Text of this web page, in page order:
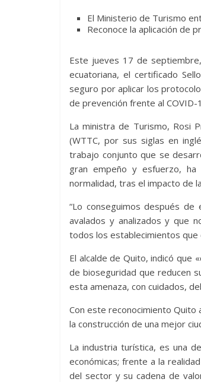
El Ministerio de Turismo
Reconoce la aplicación de
Este jueves 17 de
ecuatoriana, el certificado
seguro por aplicar los
de prevención frente al
La ministra de Turismo, Rosi
(WTTC, por sus siglas en
trabajo conjunto que se
gran empeño y esfuerzo, ha
normalidad, tras el impacto de
“Lo conseguimos después
avalados y analizados y que
todos los establecimientos que
El alcalde de Quito, indicó que
de bioseguridad que reducen
esta amenaza, con cuidados,
Con este reconocimiento
la construcción de una mejor
La industria turística, es una
económicas; frente a la
del sector y su cadena de